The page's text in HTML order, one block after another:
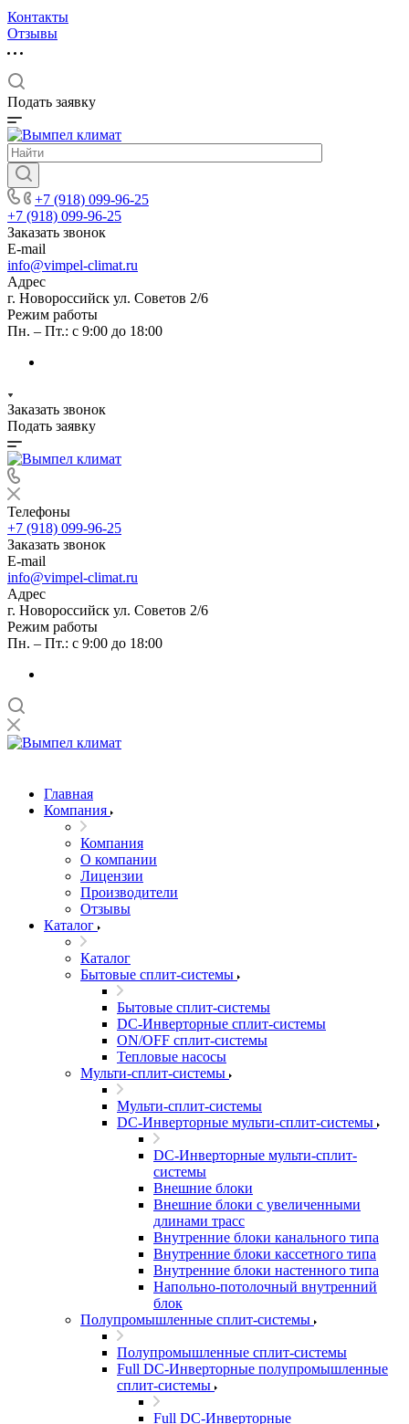
Контакты
Отзывы
Подать заявку
+7 (918) 099-96-25
+7 (918) 099-96-25
Заказать звонок
E-mail
info@vimpel-climat.ru
Адрес
г. Новороссийск ул. Советов 2/6
Режим работы
Пн. – Пт.: с 9:00 до 18:00
Заказать звонок
Подать заявку
Телефоны
+7 (918) 099-96-25
Заказать звонок
E-mail
info@vimpel-climat.ru
Адрес
г. Новороссийск ул. Советов 2/6
Режим работы
Пн. – Пт.: с 9:00 до 18:00
Главная
Компания
Компания
О компании
Лицензии
Производители
Отзывы
Каталог
Каталог
Бытовые сплит-системы
Бытовые сплит-системы
DC-Инверторные сплит-системы
ON/OFF сплит-системы
Тепловые насосы
Мульти-сплит-системы
Мульти-сплит-системы
DC-Инверторные мульти-сплит-системы
DC-Инверторные мульти-сплит-
системы
Внешние блоки
Внешние блоки с увеличенными
длинами трасс
Внутренние блоки канального типа
Внутренние блоки кассетного типа
Внутренние блоки настенного типа
Напольно-потолочный внутренний
блок
Полупромышленные сплит-системы
Полупромышленные сплит-системы
Full DC-Инверторные полупромышленные
сплит-системы
Full DC-Инверторные